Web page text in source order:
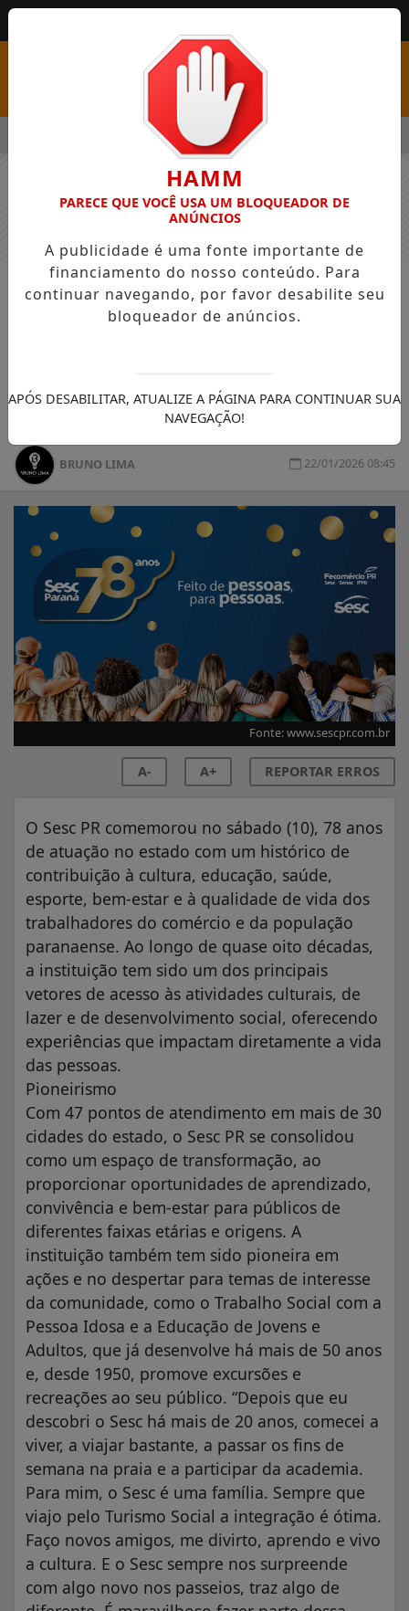
VAGAS EM SEIS FUNÇÕES E SALÁRIOS QUE CHEGAM A R$
NOTÍCIAS GERAL
Sesc PR celebra 78 anos de
no bem-estar social dos paranaenses
BRUNO LIMA 22/01/2026 08:45
Fonte: www.sescpr.com.br
A- A+ REPORTAR ERROS
O Sesc PR comemorou no sábado (10), 78 anos
de atuação no estado com um histórico de
contribuição à cultura, educação, saúde,
esporte, bem-estar e à qualidade de vida dos
trabalhadores do comércio e da população
paranaense. Ao longo de quase oito décadas,
a instituição tem sido um dos principais
vetores de acesso às atividades culturais, de
lazer e de desenvolvimento social, oferecendo
experiências que impactam diretamente a vida
das pessoas.
Pioneirismo
Com 47 pontos de atendimento em mais de 30
cidades do estado, o Sesc PR se consolidou
como um espaço de transformação, ao
proporcionar oportunidades de aprendizado,
convivência e bem-estar para públicos de
diferentes faixas etárias e origens. A
instituição também tem sido pioneira em
ações e no despertar para temas de interesse
da comunidade, como o Trabalho Social com a
Pessoa Idosa e a Educação de Jovens e
Adultos, que já desenvolve há mais de 50 anos
e, desde 1950, promove excursões e
recreações ao seu público. “Depois que eu
descobri o Sesc há mais de 20 anos, comecei a
viver, a viajar bastante, a passar os fins de
semana na praia e a participar da academia.
Para mim, o Sesc é uma família. Sempre que
viajo pelo Turismo Social a integração é ótima.
Faço novos amigos, me divirto, aprendo e vivo
a cultura. E o Sesc sempre nos surpreende
com algo novo nos passeios, traz algo de
HAMM
PARECE QUE VOCÊ USA UM BLOQUEADOR DE
ANÚNCIOS
A publicidade é uma fonte importante de
financiamento do nosso conteúdo. Para
continuar navegando, por favor desabilite seu
bloqueador de anúncios.
APÓS DESABILITAR, ATUALIZE A PÁGINA PARA CONTINUAR SUA
NAVEGAÇÃO!